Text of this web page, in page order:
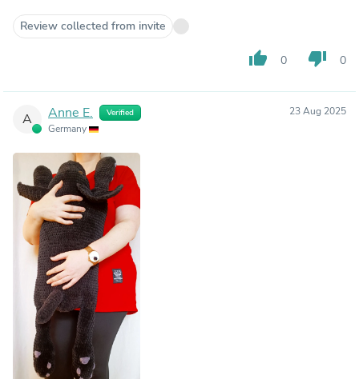
Review collected from invite
thumb_up 0 thumb_down 0
A Anne E. Verified
Germany
23 Aug 2025